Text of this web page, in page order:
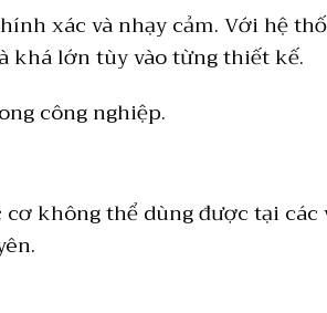
xác và nhạy cảm. Với hệ
khá lớn tùy vào từng thiết kế.
công nghiệp.
không thể dùng được tại các